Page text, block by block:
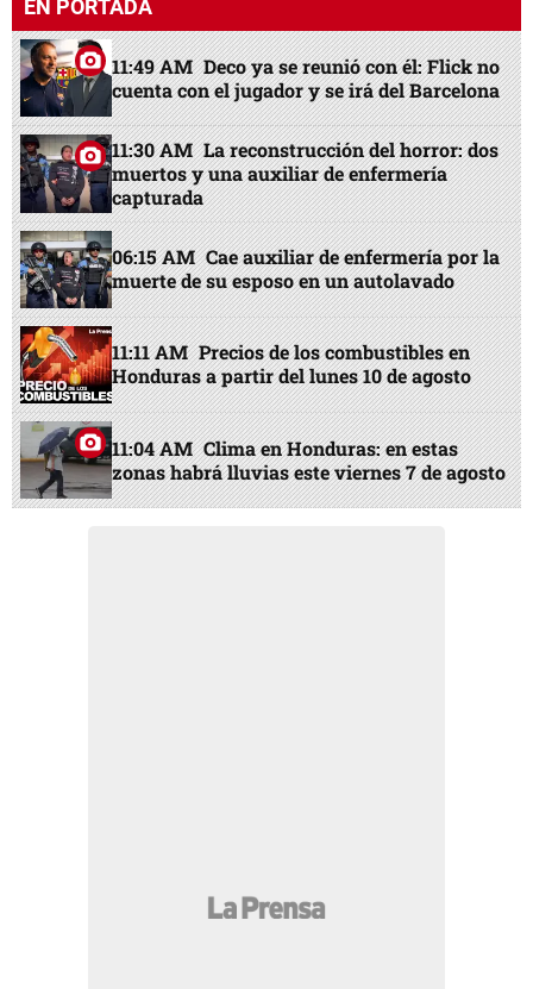
EN PORTADA
11:49 AM Deco ya se reunió con él: Flick no
cuenta con el jugador y se irá del Barcelona
11:30 AM La reconstrucción del horror: dos
muertos y una auxiliar de enfermería
capturada
06:15 AM Cae auxiliar de enfermería por la
muerte de su esposo en un autolavado
11:11 AM Precios de los combustibles en
Honduras a partir del lunes 10 de agosto
11:04 AM Clima en Honduras: en estas
zonas habrá lluvias este viernes 7 de agosto